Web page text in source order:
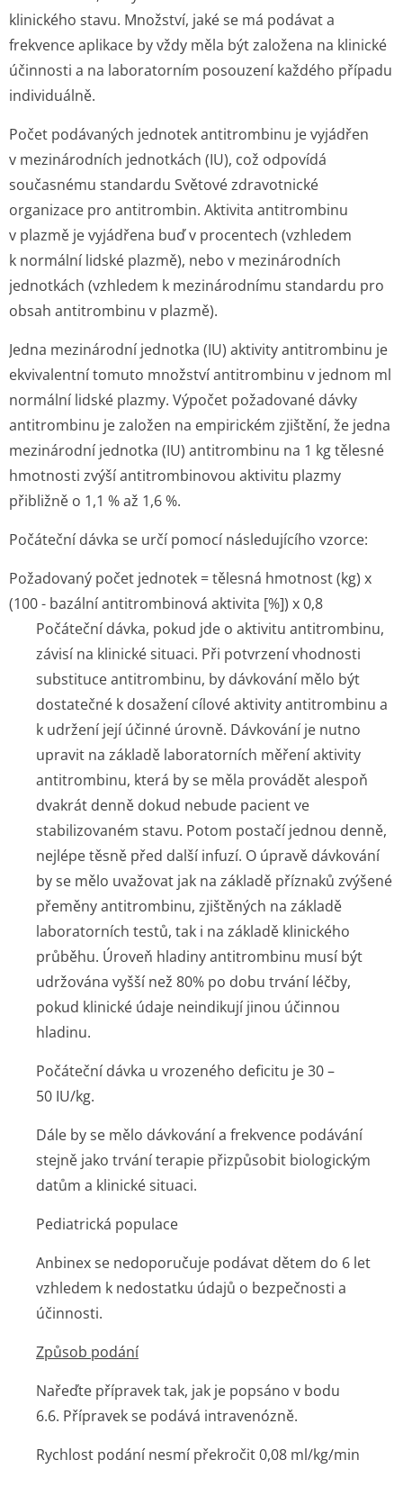
klinického stavu. Množství, jaké se má podávat a
frekvence aplikace by vždy měla být založena na klinické
účinnosti a na laboratorním posouzení každého případu
individuálně.
Počet podávaných jednotek antitrombinu je vyjádřen
v mezinárodních jednotkách (IU), což odpovídá
současnému standardu Světové zdravotnické
organizace pro antitrombin. Aktivita antitrombinu
v plazmě je vyjádřena buď v procentech (vzhledem
k normální lidské plazmě), nebo v mezinárodních
jednotkách (vzhledem k mezinárodnímu standardu pro
obsah antitrombinu v plazmě).
Jedna mezinárodní jednotka (IU) aktivity antitrombinu je
ekvivalentní tomuto množství antitrombinu v jednom ml
normální lidské plazmy. Výpočet požadované dávky
antitrombinu je založen na empirickém zjištění, že jedna
mezinárodní jednotka (IU) antitrombinu na 1 kg tělesné
hmotnosti zvýší antitrombinovou aktivitu plazmy
přibližně o 1,1 % až 1,6 %.
Počáteční dávka se určí pomocí následujícího vzorce:
Požadovaný počet jednotek = tělesná hmotnost (kg) x
(100 - bazální antitrombinová aktivita [%]) x 0,8
Počáteční dávka, pokud jde o aktivitu antitrombinu,
závisí na klinické situaci. Při potvrzení vhodnosti
substituce antitrombinu, by dávkování mělo být
dostatečné k dosažení cílové aktivity antitrombinu a
k udržení její účinné úrovně. Dávkování je nutno
upravit na základě laboratorních měření aktivity
antitrombinu, která by se měla provádět alespoň
dvakrát denně dokud nebude pacient ve
stabilizovaném stavu. Potom postačí jednou denně,
nejlépe těsně před další infuzí. O úpravě dávkování
by se mělo uvažovat jak na základě příznaků zvýšené
přeměny antitrombinu, zjištěných na základě
laboratorních testů, tak i na základě klinického
průběhu. Úroveň hladiny antitrombinu musí být
udržována vyšší než 80% po dobu trvání léčby,
pokud klinické údaje neindikují jinou účinnou
hladinu.
Počáteční dávka u vrozeného deficitu je 30 –
50 IU/kg.
Dále by se mělo dávkování a frekvence podávání
stejně jako trvání terapie přizpůsobit biologickým
datům a klinické situaci.
Pediatrická populace
Anbinex se nedoporučuje podávat dětem do 6 let
vzhledem k nedostatku údajů o bezpečnosti a
účinnosti.
Způsob podání
Nařeďte přípravek tak, jak je popsáno v bodu
6.6. Přípravek se podává intravenózně.
Rychlost podání nesmí překročit 0,08 ml/kg/min